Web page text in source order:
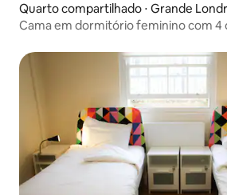
Quarto compartilhado ⋅ Grande
Cama em dormitório feminino com 4